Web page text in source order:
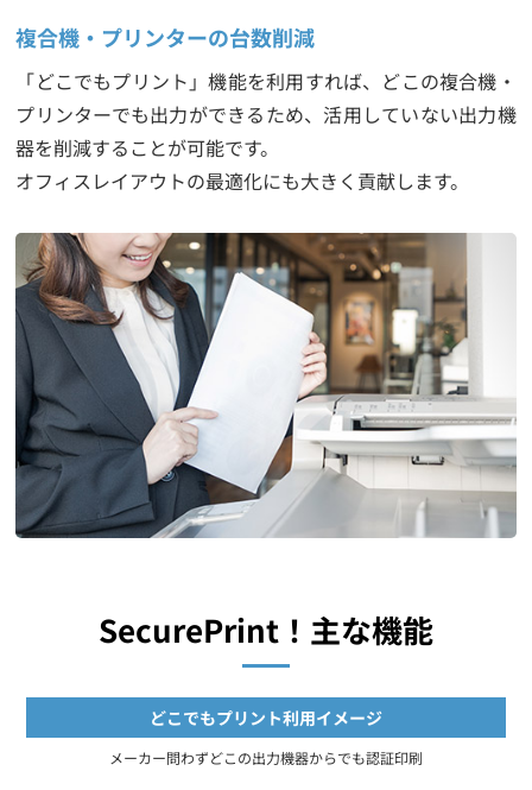
複合機・プリンターの台数削減
「どこでもプリント」機能を利用すれば、どこの複合機・
プリンターでも出力ができるため、活用していない出力機
器を削減することが可能です。
オフィスレイアウトの最適化にも大きく貢献します。
SecurePrint！主な機能
どこでもプリント利用イメージ
メーカー問わずどこの出力機器からでも認証印刷